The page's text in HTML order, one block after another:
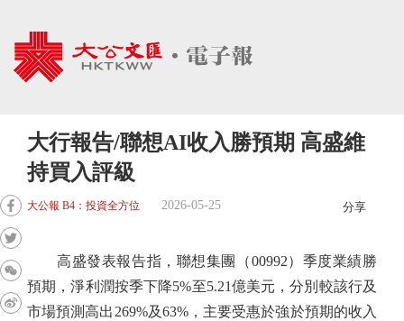
大行報告/聯想AI收入勝預期 高盛維
持買入評級
大公報 B4：投資全方位 2026-05-25 分享
高盛發表報告指，聯想集團（00992）季度業績勝
預期，淨利潤按季下降5%至5.21億美元，分別較該行及
市場預測高出269%及63%，主要受惠於強於預期的收入